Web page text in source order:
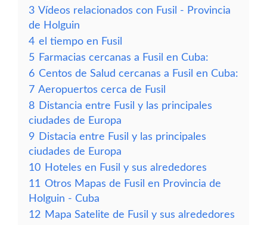
3 Vídeos relacionados con Fusil - Provincia
de Holguin
4 el tiempo en Fusil
5 Farmacias cercanas a Fusil en Cuba:
6 Centos de Salud cercanas a Fusil en Cuba:
7 Aeropuertos cerca de Fusil
8 Distancia entre Fusil y las principales
ciudades de Europa
9 Distacia entre Fusil y las principales
ciudades de Europa
10 Hoteles en Fusil y sus alrededores
11 Otros Mapas de Fusil en Provincia de
Holguin - Cuba
12 Mapa Satelite de Fusil y sus alrededores